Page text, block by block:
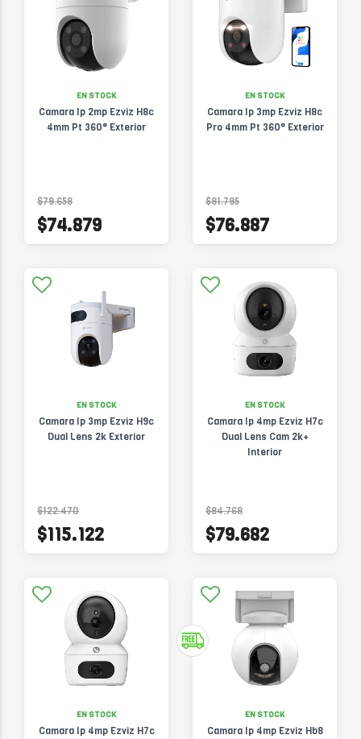
EN STOCK
Camara Ip 2mp Ezviz H8c
4mm Pt 360° Exterior
$79.658
$74.879
EN STOCK
Camara Ip 3mp Ezviz H8c
Pro 4mm Pt 360° Exterior
$81.795
$76.887
EN STOCK
Camara Ip 3mp Ezviz H9c
Dual Lens 2k Exterior
$122.470
$115.122
EN STOCK
Camara Ip 4mp Ezviz H7c
Dual Lens Cam 2k+
Interior
$84.768
$79.682
EN STOCK
Camara Ip 4mp Ezviz H7c
EN STOCK
Camara Ip 4mp Ezviz Hb8